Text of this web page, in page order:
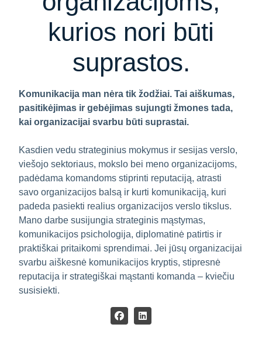
kurios nori būti
suprastos.
Komunikacija man nėra tik žodžiai. Tai aiškumas,
pasitikėjimas ir gebėjimas sujungti žmones tada,
kai organizacijai svarbu būti suprastai.
Kasdien vedu strateginius mokymus ir sesijas verslo,
viešojo sektoriaus, mokslo bei meno organizacijoms,
padėdama komandoms stiprinti reputaciją, atrasti
savo organizacijos balsą ir kurti komunikaciją, kuri
padeda pasiekti realius organizacijos verslo tikslus.
Mano darbe susijungia strateginis mąstymas,
komunikacijos psichologija, diplomatinė patirtis ir
praktiškai pritaikomi sprendimai. Jei jūsų organizacijai
svarbu aiškesnė komunikacijos kryptis, stipresnė
reputacija ir strategiškai mąstanti komanda – kviečiu
susisiekti.